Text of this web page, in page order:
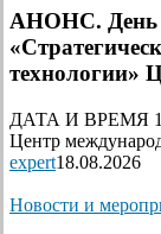
АНОНС. День
ДАТА И ВРЕМЯ
Центр
expert18.08.2026
Новости и